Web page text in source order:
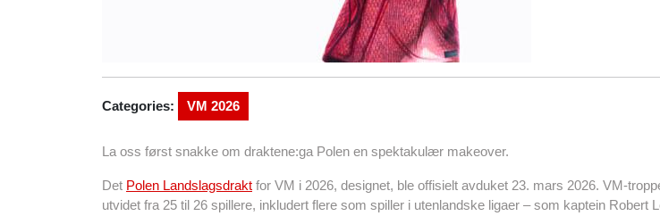
Categories: VM 2026
La oss først snakke om draktene:ga Polen en spektakulær makeover.
Det Polen Landslagsdrakt for VM i 2026, designet, ble offisielt avduket 23. mars 2026. VM-
utvidet fra 25 til 26 spillere, inkludert flere som spiller i utenlandske ligaer – som kaptein Robert